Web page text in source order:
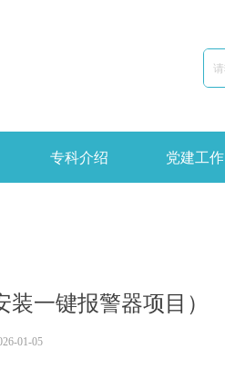
专科介绍 党建工作
一键报警器项目）
01-05